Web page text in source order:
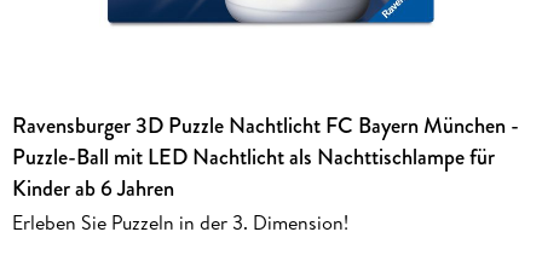
Ravensburger 3D Puzzle Nachtlicht FC Bayern München -
Puzzle-Ball mit LED Nachtlicht als Nachttischlampe für
Kinder ab 6 Jahren
Erleben Sie Puzzeln in der 3. Dimension!